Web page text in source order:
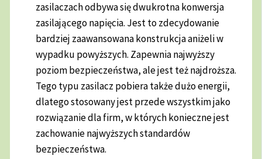
zasilaczach odbywa się dwukrotna konwersja
zasilającego napięcia. Jest to zdecydowanie
bardziej zaawansowana konstrukcja aniżeli w
wypadku powyższych. Zapewnia najwyższy
poziom bezpieczeństwa, ale jest też najdroższa.
Tego typu zasilacz pobiera także dużo energii,
dlatego stosowany jest przede wszystkim jako
rozwiązanie dla firm, w których konieczne jest
zachowanie najwyższych standardów
bezpieczeństwa.